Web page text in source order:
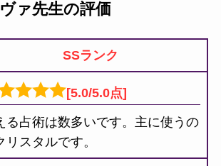
ァ先生の評価
SSランク
[5.0/5.0点]
る占術は数多いです。主に使うの
リスタルです。